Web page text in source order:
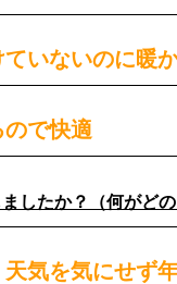
いないのに暖か
で快適
したか？（何がどの
気を気にせず